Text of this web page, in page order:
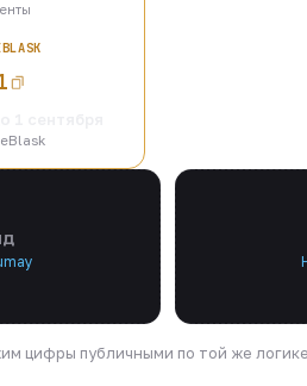
цифры публичными по той же